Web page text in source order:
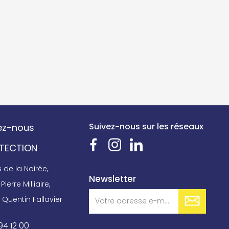
nous
de la Noirée,
Milliaire,
Quentin Fallavier
12 00
Suivez-nous sur les réseaux
Newsletter